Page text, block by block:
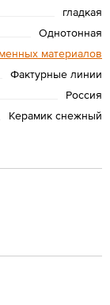
гладкая
Однотонная
материалов
Фактурные линии
Россия
Керамик снежный